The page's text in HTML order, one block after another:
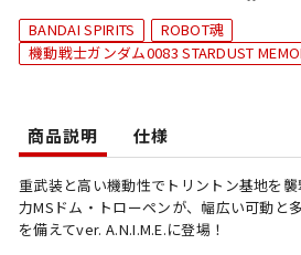
BANDAI SPIRITS
ROBOT魂
機動戦士ガンダム0083 STARDUST
商品説明 仕様
重武装と高い機動性でトリントン基地を
力MSドム・トローペンが、幅広い可動と
を備えてver. A.N.I.M.E.に登場！